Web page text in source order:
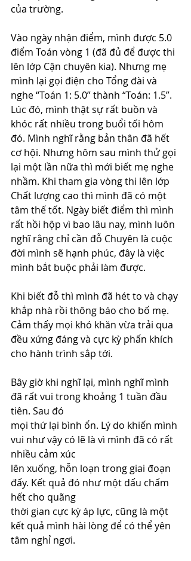
của trường.
Vào ngày nhận điểm, mình được 5.0
điểm Toán vòng 1 (đã đủ để được thi
lên lớp Cận chuyên kia). Nhưng mẹ
mình lại gọi điện cho Tổng đài và
nghe “Toán 1: 5.0” thành “Toán: 1.5”.
Lúc đó, mình thật sự rất buồn và
khóc rất nhiều trong buổi tối hôm
đó. Mình nghĩ rằng bản thân đã hết
cơ hội. Nhưng hôm sau mình thử gọi
lại một lần nữa thì mới biết mẹ nghe
nhầm. Khi tham gia vòng thi lên lớp
Chất lượng cao thì mình đã có một
tâm thế tốt. Ngày biết điểm thì mình
rất hồi hộp vì bao lâu nay, mình luôn
nghĩ rằng chỉ cần đỗ Chuyên là cuộc
đời mình sẽ hạnh phúc, đây là việc
mình bắt buộc phải làm được.
Khi biết đỗ thì mình đã hét to và chạy
khắp nhà rồi thông báo cho bố mẹ.
Cảm thấy mọi khó khăn vừa trải qua
đều xứng đáng và cực kỳ phấn khích
cho hành trình sắp tới.
Bây giờ khi nghĩ lại, mình nghĩ mình
đã rất vui trong khoảng 1 tuần đầu
tiên. Sau đó
mọi thứ lại bình ổn. Lý do khiến mình
vui như vậy có lẽ là vì mình đã có rất
nhiều cảm xúc
lên xuống, hỗn loạn trong giai đoạn
đấy. Kết quả đó như một dấu chấm
hết cho quãng
thời gian cực kỳ áp lực, cũng là một
kết quả mình hài lòng để có thể yên
tâm nghỉ ngơi.